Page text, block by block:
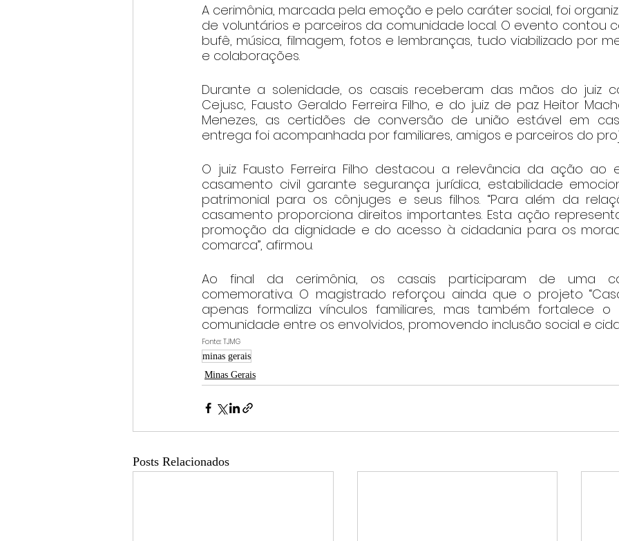
A cerimônia, marcada pela emoção e pelo caráter social, foi
de voluntários e parceiros da comunidade local. O evento contou
bufê, música, filmagem, fotos e lembranças, tudo viabilizado por
e colaborações.
Durante a solenidade, os casais receberam das mãos do juiz
Cejusc, Fausto Geraldo Ferreira Filho, e do juiz de paz Heitor
Menezes, as certidões de conversão de união estável em
entrega foi acompanhada por familiares, amigos e parceiros do
O juiz Fausto Ferreira Filho destacou a relevância da ação ao
casamento civil garante segurança jurídica, estabilidade
patrimonial para os cônjuges e seus filhos. “Para além da
casamento proporciona direitos importantes. Esta ação
promoção da dignidade e do acesso à cidadania para os
comarca”, afirmou.
Ao final da cerimônia, os casais participaram de uma
comemorativa. O magistrado reforçou ainda que o projeto
apenas formaliza vínculos familiares, mas também fortalece
comunidade entre os envolvidos, promovendo inclusão social e
Fonte: TJMG
minas gerais
Minas Gerais
Posts Relacionados